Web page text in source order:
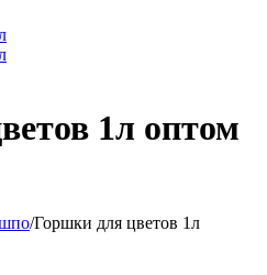
1л оптом
/Горшки для цветов 1л